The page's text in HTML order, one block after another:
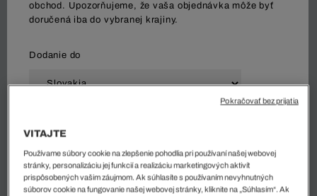
obchod. Upozorňujeme, že vaša objednávka môže byť
doručená iba do vybranej krajiny.
Dodanie do
ZAČAŤ NAKUPOVAŤ
VITAJTE
Používame súbory cookie na zlepšenie pohodlia pri používaní našej webovej
stránky, personalizáciu jej funkcií a realizáciu marketingových aktivít
prispôsobených vašim záujmom. Ak súhlasíte s používaním nevyhnutných
súborov cookie na fungovanie našej webovej stránky, kliknite na „Súhlasím“. Ak
Pokračovať bez prijatia